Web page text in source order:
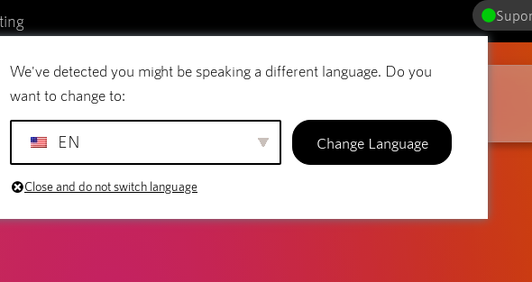
Correio eletrónico Nomes de domínio SiteBuilder
We've detected you might be speaking a different language. Do you
want to change to:
EN Change Language
Close and do not switch language